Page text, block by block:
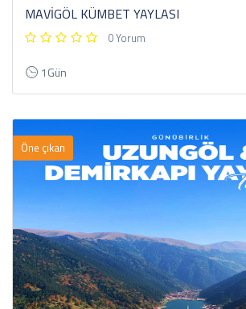
MAVİGÖL KÜMBET YAYLASI
0 Yorum
1Gün
Öne çıkan